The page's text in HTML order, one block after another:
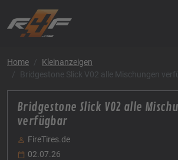
Home
Kleinanzeigen
Bridgestone Slick V02 alle Mischungen
Bridgestone Slick V02 alle
verfügbar
FireTires.de
02.07.26